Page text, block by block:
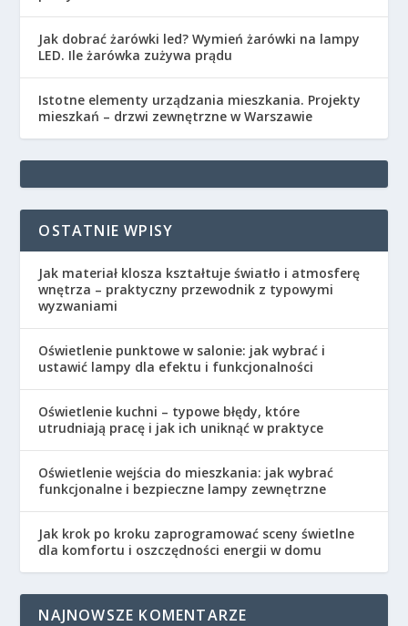
Jak dobrać żarówki led? Wymień żarówki na lampy
LED. Ile żarówka zużywa prądu
Istotne elementy urządzania mieszkania. Projekty
mieszkań – drzwi zewnętrzne w Warszawie
OSTATNIE WPISY
Jak materiał klosza kształtuje światło i atmosferę
wnętrza – praktyczny przewodnik z typowymi
wyzwaniami
Oświetlenie punktowe w salonie: jak wybrać i
ustawić lampy dla efektu i funkcjonalności
Oświetlenie kuchni – typowe błędy, które
utrudniają pracę i jak ich uniknąć w praktyce
Oświetlenie wejścia do mieszkania: jak wybrać
funkcjonalne i bezpieczne lampy zewnętrzne
Jak krok po kroku zaprogramować sceny świetlne
dla komfortu i oszczędności energii w domu
NAJNOWSZE KOMENTARZE